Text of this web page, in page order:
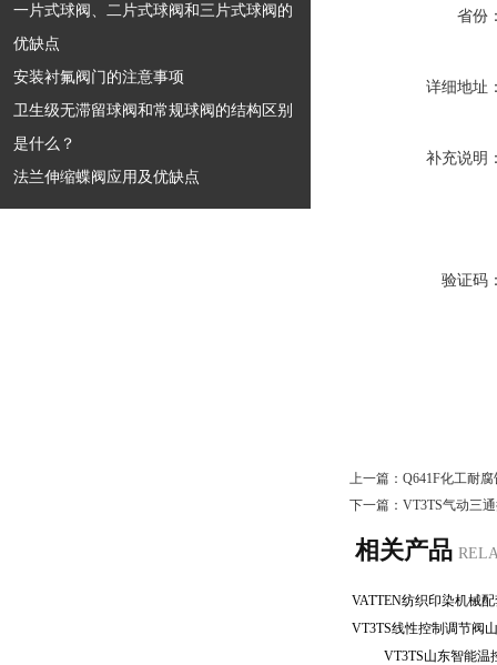
一片式球阀、二片式球阀和三片式球阀的
优缺点
安装衬氟阀门的注意事项
卫生级无滞留球阀和常规球阀的结构区别
是什么？
法兰伸缩蝶阀应用及优缺点
省份
详细地址
补充说明
验证码
上一篇： Q641F化工耐
下一篇： VT3TS气动三
相关产品
VT3TS山东智能